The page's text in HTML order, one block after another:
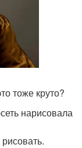
тоже круто?
нарисовала